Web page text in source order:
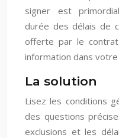
signer est
durée des délais de
offerte par le
information dans votre
La solution
Lisez les conditions
des questions
exclusions et les